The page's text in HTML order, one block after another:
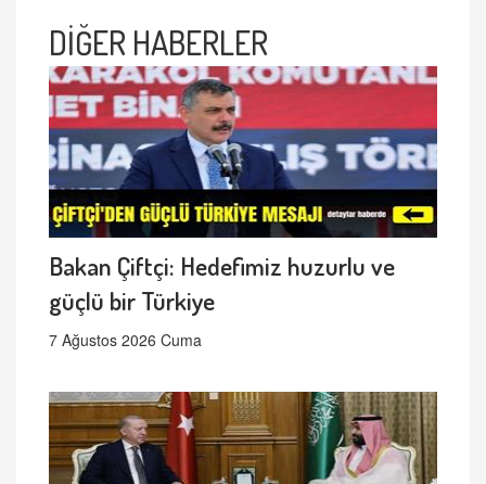
DİĞER HABERLER
Bakan Çiftçi: Hedefimiz huzurlu ve
güçlü bir Türkiye
7 Ağustos 2026 Cuma